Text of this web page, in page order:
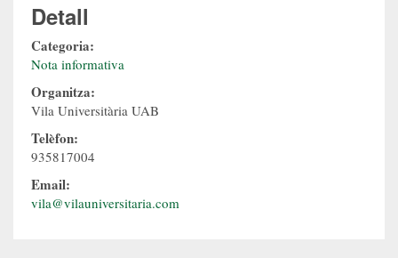
Detall
Categoria:
Nota informativa
Organitza:
Vila Universitària UAB
Telèfon:
935817004
Email:
vila@vilauniversitaria.com